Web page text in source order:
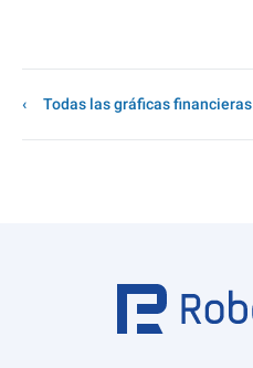
Todas las gráficas financieras